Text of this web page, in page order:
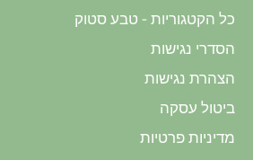
כל הקטגוריות - טבע סטוק
הסדרי נגישות
הצהרת נגישות
ביטול עסקה
מדיניות פרטיות